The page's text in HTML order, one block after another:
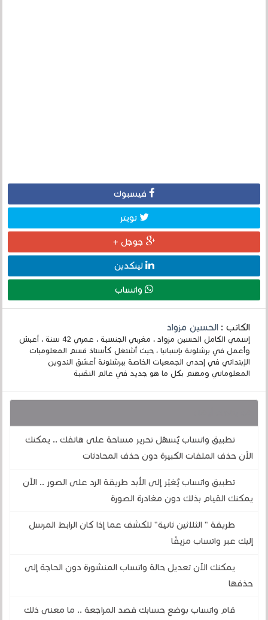
فيسبوك
تويتر
جوجل +
لينكدين
واتساب
الكاتب :الحسين مزواد
إسمي الكامل الحسين مزواد ، مغربي الجنسية ، عمري 42 سنة ، أعيش
وأعمل في برشلونة بإسبانيا ، حيث أشتغل كأستاذ قسم المعلوميات
الإبتدائي في إحدى الجمعيات الخاصة ببرشلونة أعشق التدوين
المعلوماتي ومهتم بكل ما هو جديد في عالم التقنية
تطبيق واتساب يُسهّل تحرير مساحة على هاتفك .. يمكنك
الآن حذف الملفات الكبيرة دون حذف المحادثات
تطبيق واتساب يُغيّر إلى الأبد طريقة الرد على الصور .. الآن
يمكنك القيام بذلك دون مغادرة الصورة
طريقة " الثلاثين ثانية" للكشف عما إذا كان الرابط المرسل
إليك عبر واتساب مزيفًا
يمكنك الآن تعديل حالة واتساب المنشورة دون الحاجة إلى
حذفها
قام واتساب بوضع حسابك قصد المراجعة .. ما معنى ذلك